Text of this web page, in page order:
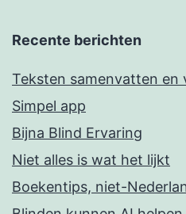
Recente berichten
Teksten samenvatten en
Simpel app
Bijna Blind Ervaring
Niet alles is wat het lijkt
Boekentips, niet-